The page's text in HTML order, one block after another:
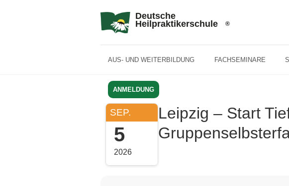
Deutsche
Heilpraktikerschule
AUS- UND WEITERBILDUNG FACHSEMINARE
ANMELDUNG
SEP.
5
2026
Leipzig – Start